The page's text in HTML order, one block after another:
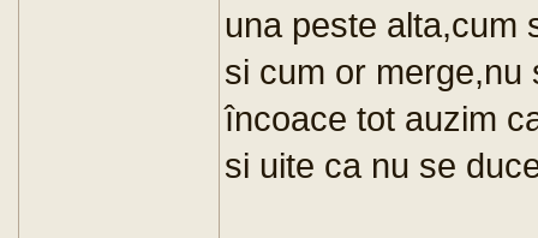
una peste alta,cum
si cum or merge,nu
încoace tot auzim
si uite ca nu se